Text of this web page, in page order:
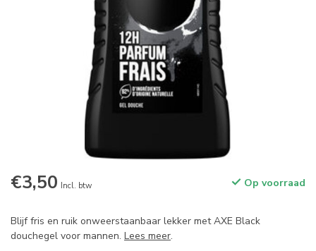
€3,50 Incl. btw Op voorraad
Blijf fris en ruik onweerstaanbaar lekker met AXE Black
douchegel voor mannen. Lees meer.